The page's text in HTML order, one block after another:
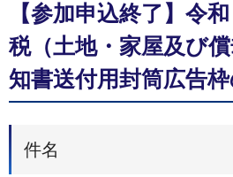
【参加申込終了】令
税（土地・家屋及び
知書送付用封筒広告
件名